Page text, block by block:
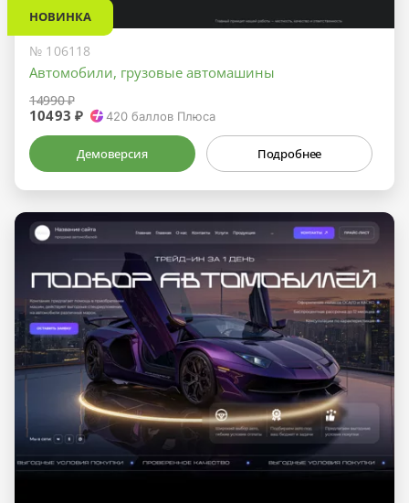
НОВИНКА
№ 106118
Автомобили, грузовые автомашины
14990 ₽
10493 ₽ 420 баллов Плюса
Демоверсия Подробнее